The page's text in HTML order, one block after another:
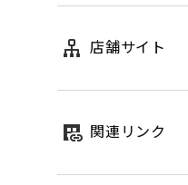
店舗サイト
関連リンク